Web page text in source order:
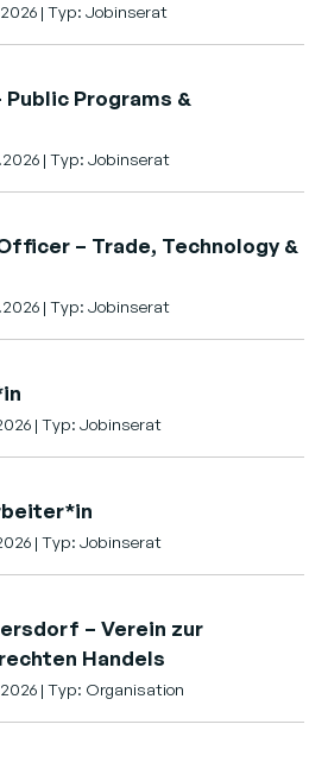
| Typ: Jobinserat
Programs &
| Typ: Jobinserat
– Trade, Technology &
| Typ: Jobinserat
| Typ: Jobinserat
| Typ: Jobinserat
– Verein zur
Handels
| Typ: Organisation